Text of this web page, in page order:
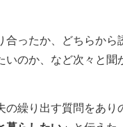
合ったか、どちらから
いのか、など次々と聞
の繰り出す質問をあり